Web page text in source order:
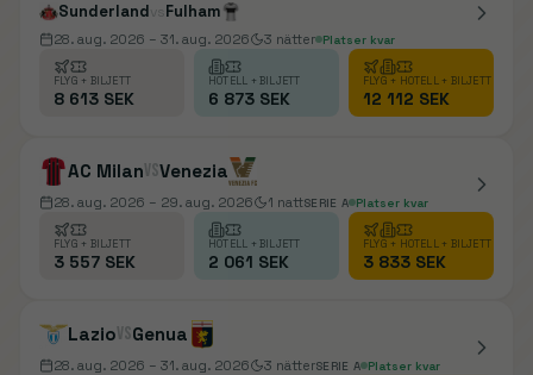
Sunderland vs Fulham
28. aug. 2026 – 31. aug. 2026 3 nätter Platser kvar
FLYG + BILJETT
8 613 SEK
HOTELL + BILJETT
6 873 SEK
FLYG + HOTELL + BILJETT
12 112 SEK
AC MilanvsVenezia
28. aug. 2026 – 29. aug. 2026 1 nattSERIE A Platser kvar
FLYG + BILJETT
3 557 SEK
HOTELL + BILJETT
2 061 SEK
FLYG + HOTELL + BILJETT
3 833 SEK
LaziovsGenua
28. aug. 2026 – 31. aug. 2026 3 nätterSERIE A Platser kvar